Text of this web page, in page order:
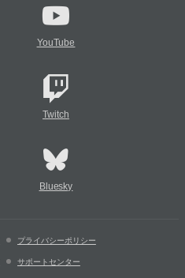
YouTube
Twitch
Bluesky
プライバシーポリシー
サポートセンター